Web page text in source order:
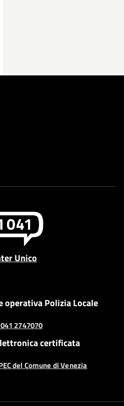
Unico
operativa Polizia Locale
2747070
certificata
del Comune di Venezia